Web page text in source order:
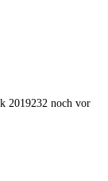
2019232 noch vor